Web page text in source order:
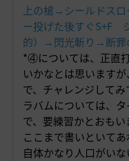
上の槍→シールドス
ー投げた後すぐS+F
的）→閃光斬り→断
*④については、正直
いかなとは思います
で、チャレンジして
ラバムについては、
で、要練習かとおもい
ここまで書いといて
自体かなり人口がい